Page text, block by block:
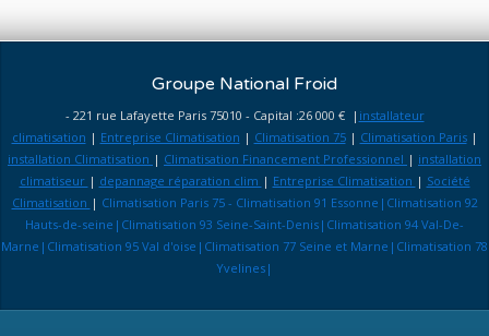
Groupe National Froid
- 221 rue Lafayette Paris 75010 - Capital :26 000 € | installateur
climatisation | Entreprise Climatisation | Climatisation 75| Climatisation Paris|
installation Climatisation | Climatisation Financement Professionnel | installation
climatiseur | depannage réparation clim | Entreprise Climatisation | Société
Climatisation | Climatisation Paris 75 - Climatisation 91 Essonne|Climatisation 92
Hauts-de-seine|Climatisation 93 Seine-Saint-Denis|Climatisation 94 Val-De-
Marne|Climatisation 95 Val d'oise|Climatisation 77 Seine et Marne|Climatisation 78
Yvelines|